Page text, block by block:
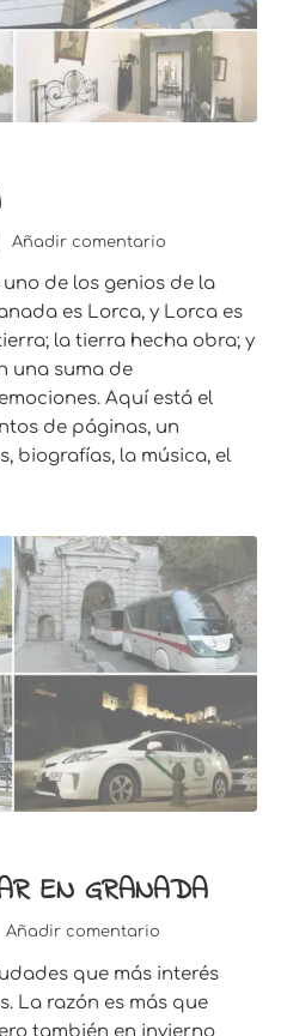
Añadir comentario
de los genios de la
es Lorca, y Lorca es
la tierra hecha obra; y
una suma de
Aquí está el
de páginas, un
biografías, la música, el
EN GRANADA
Añadir comentario
que más interés
La razón es más que
también en invierno